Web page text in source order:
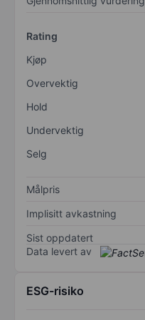
Rating
Kjøp
Overvektig
Hold
Undervektig
Selg
Målpris
Implisitt avkastning
Sist oppdatert
Data levert av
ESG-risiko